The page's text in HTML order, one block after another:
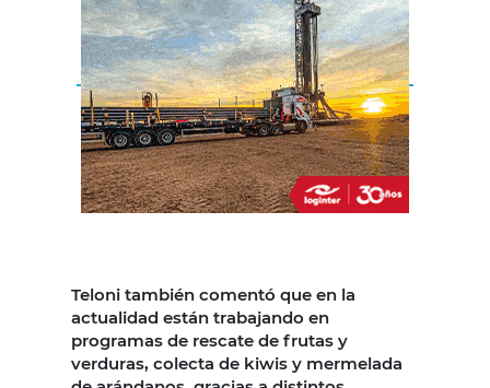
Teloni también comentó que en la
actualidad están trabajando en
programas de rescate de frutas y
verduras, colecta de kiwis y mermelada